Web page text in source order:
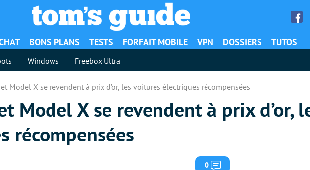
BONS PLANS TESTS FORFAIT MOBILE VPN DOSSIERS TUTOS
Windows Freebox Ultra
Model X se revendent à prix d’or, les voitures électriques récompensées
Model X se revendent à prix d’or,
récompensées
0 Commentaires